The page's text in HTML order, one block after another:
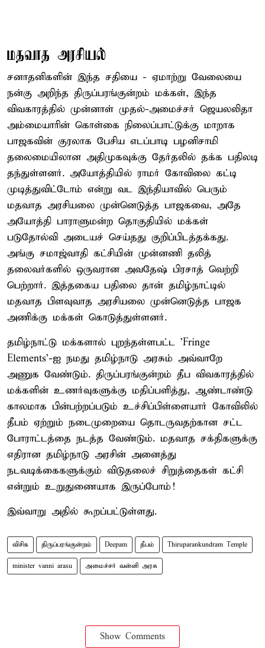
மதவாத அரசியல்
சனாதனிகளின் இந்த சதியை - ஏமாற்று வேலையை
நன்கு அறிந்த திருப்பரங்குன்றம் மக்கள், இந்த
விவகாரத்தில் முன்னாள் முதல்-அமைச்சர் ஜெயலலிதா
அம்மையாரின் கொள்கை நிலைப்பாட்டுக்கு மாறாக
பாஜகவின் குரலாக பேசிய எடப்பாடி பழனிசாமி
தலைமையிலான அதிமுகவுக்கு தேர்தலில் தக்க பதிலடி
தந்துள்ளனர். அயோத்தியில் ராமர் கோவிலை கட்டி
முடித்துவிட்டோம் என்று வட இந்தியாவில் பெரும்
மதவாத அரசியலை முன்னெடுத்த பாஜகவை, அதே
அயோத்தி பாராளுமன்ற தொகுதியில் மக்கள்
படுதோல்வி அடையச் செய்தது குறிப்பிடத்தக்கது.
அங்கு சமாஜ்வாதி கட்சியின் முன்னணி தலித்
தலைவர்களில் ஒருவரான அவதேஷ் பிரசாத் வெற்றி
பெற்றார். இத்தகைய பதிலை தான் தமிழ்நாட்டில்
மதவாத பிளவுவாத அரசியலை முன்னெடுத்த பாஜக
அணிக்கு மக்கள் கொடுத்துள்ளனர்.
தமிழ்நாட்டு மக்களால் புறந்தள்ளபட்ட 'Fringe
Elements'-ஐ நமது தமிழ்நாடு அரசும் அவ்வாறே
அணுக வேண்டும். திருப்பரங்குன்றம் தீப விவகாரத்தில்
மக்களின் உணர்வுகளுக்கு மதிப்பளித்து, ஆண்டாண்டு
காலமாக பின்பற்றப்படும் உச்சிப்பிள்ளையார் கோவிலில்
தீபம் ஏற்றும் நடைமுறையை தொடருவதற்கான சட்ட
போராட்டத்தை நடத்த வேண்டும். மதவாத சக்திகளுக்கு
எதிரான தமிழ்நாடு அரசின் அனைத்து
நடவடிக்கைகளுக்கும் விடுதலைச் சிறுத்தைகள் கட்சி
என்றும் உறுதுணையாக இருப்போம்!
இவ்வாறு அதில் கூறப்பட்டுள்ளது.
விசிக திருப்பரங்குன்றம் Deepam தீபம் Thiruparankundram Temple
minister vanni arasu அமைச்சர் வன்னி அரசு
Show Comments